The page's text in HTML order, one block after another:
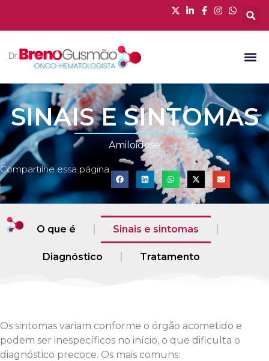
SINAIS E SINTOMAS
Amiloidose
Compartilhe essa página:
O que é Sinais e sintomas
Diagnóstico Tratamento
Os sintomas variam conforme o órgão acometido e
podem ser inespecíficos no início, o que dificulta o
diagnóstico precoce. Os mais comuns: